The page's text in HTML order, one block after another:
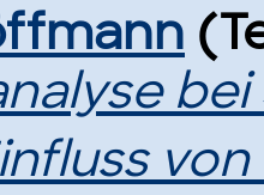
von